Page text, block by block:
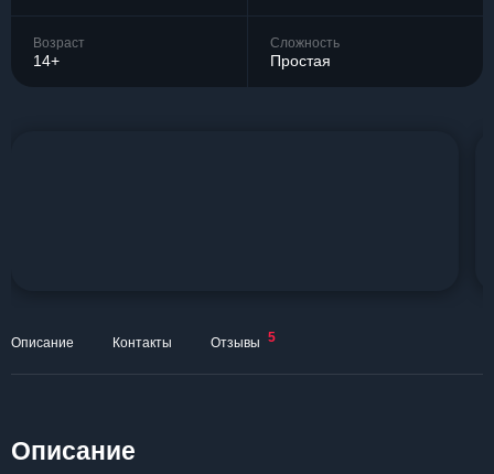
Возраст
14+
Сложность
Простая
Описание Контакты Отзывы 5
Описание